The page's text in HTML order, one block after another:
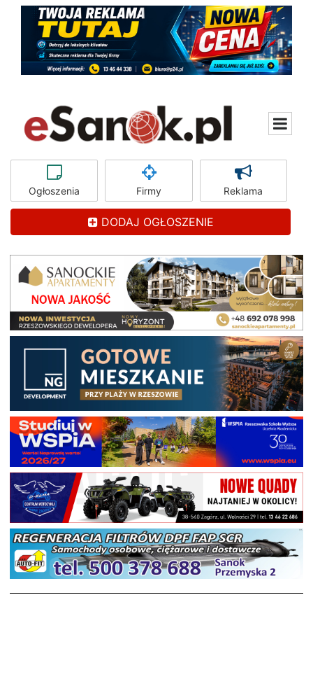
Ogłoszenia Firmy Reklama
DODAJ OGŁOSZENIE